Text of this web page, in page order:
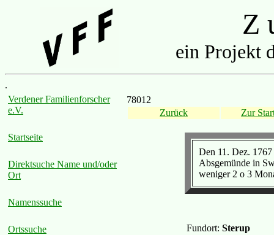
Z
ein Projekt
.
Verdener Familienforscher
e.V.
Startseite
Direktsuche Name und/oder
Ort
Namenssuche
Ortssuche
78012
Zurück
Zur
Den 11. Dez.
Absgemünde in
weniger 2 o 3
Fundort: Sterup